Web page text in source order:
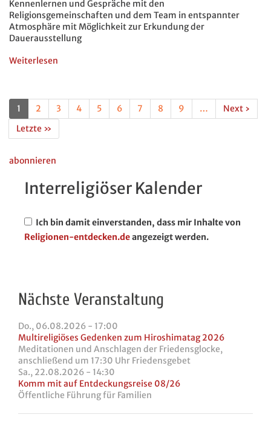
Religionen
11/26
Kennenlernen und Gespräche mit den
Religionsgemeinschaften und dem Team in entspannter
Atmosphäre mit Möglichkeit zur Erkundung der
Dauerausstellung
Weiterlesen
im
Haus
Religionen
Seitennummerierung
Aktuelle
Seite
1 Page
2 Page
3 Page
4 Page
5 Page
6 Page
7 Page
8 Page
9 …
Nächste
Seite
Next ›
Letzte
Seite
Letzte »
abonnieren
Interreligiöser Kalender
Ich bin damit einverstanden, dass mir Inhalte von
Religionen-entdecken.deangezeigt werden.
Nächste Veranstaltung
Do., 06.08.2026 - 17:00
Multireligiöses Gedenken zum Hiroshimatag 2026
Meditationen und Anschlagen der Friedensglocke,
anschließend um 17:30 Uhr Friedensgebet
Sa., 22.08.2026 - 14:30
Komm mit auf Entdeckungsreise 08/26
Öffentliche Führung für Familien